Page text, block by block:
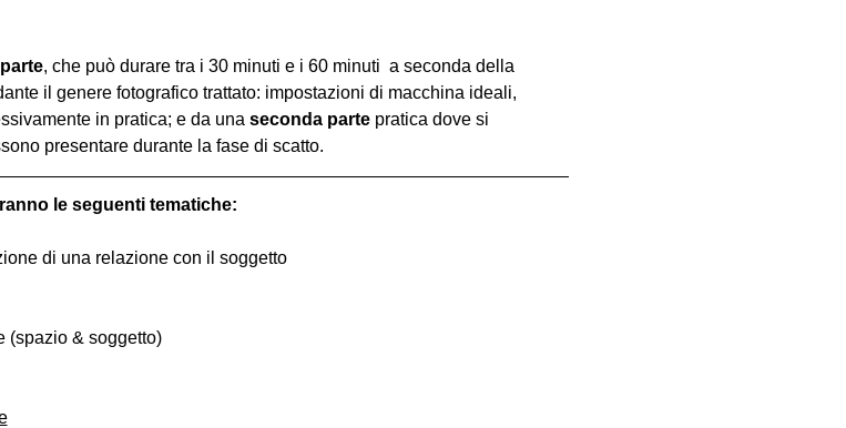
, che può durare tra i 30 minuti e i 60 minuti  a seconda della
il genere fotografico trattato: impostazioni di macchina ideali,
in pratica; e da una seconda parte pratica dove si
presentare durante la fase di scatto.
le seguenti tematiche:
di una relazione con il soggetto
(spazio & soggetto)